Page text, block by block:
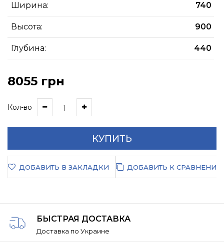
Ширина: 740
Высота: 900
Глубина: 440
8055 грн
Кол-во
КУПИТЬ
ДОБАВИТЬ В ЗАКЛАДКИ ДОБАВИТЬ К СРАВНЕНИЮ
БЫСТРАЯ ДОСТАВКА
Доставка по Украине